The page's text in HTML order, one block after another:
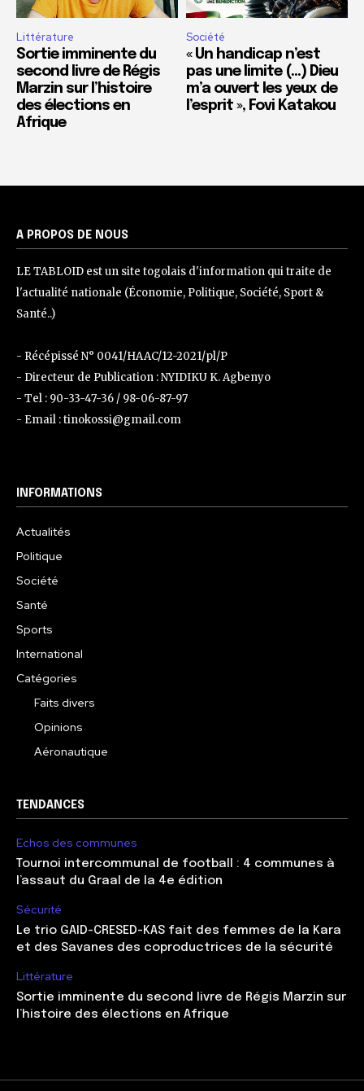
Littérature
Sortie imminente du
second livre de Régis
Marzin sur l’histoire
des élections en
Afrique
Société
« Un handicap n’est
pas une limite (…) Dieu
m’a ouvert les yeux de
l’esprit », Fovi Katakou
A PROPOS DE NOUS
LE TABLOID est un site togolais d'information qui traite de
l'actualité nationale (Économie, Politique, Société, Sport &
Santé..)
- Récépissé N° 0041/HAAC/12-2021/pl/P
- Directeur de Publication : NYIDIKU K. Agbenyo
- Tel : 90-33-47-36 / 98-06-87-97
- Email : tinokossi@gmail.com
INFORMATIONS
Actualités
Politique
Société
Santé
Sports
International
Catégories
Faits divers
Opinions
Aéronautique
TENDANCES
Echos des communes
Tournoi intercommunal de football : 4 communes à
l’assaut du Graal de la 4e édition
Sécurité
Le trio GAID-CRESED-KAS fait des femmes de la Kara
et des Savanes des coproductrices de la sécurité
Littérature
Sortie imminente du second livre de Régis Marzin sur
l’histoire des élections en Afrique